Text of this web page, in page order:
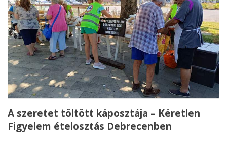
A szeretet töltött káposztája – Kéretlen
Figyelem ételosztás Debrecenben